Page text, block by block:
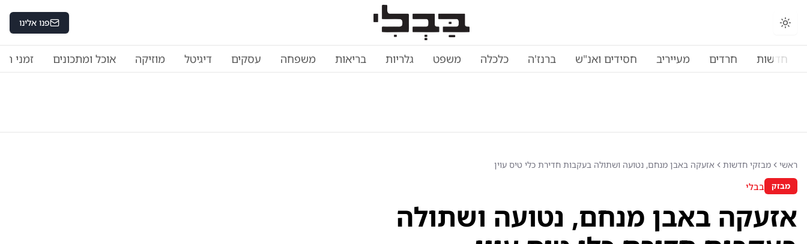
פנו אלינו
חדשות חרדים מעייריב חסידים ואנ"ש ברנז'ה כלכלה משפט גלריות בריאות משפחה עסקים דיגיטל מוזיקה אוכל ומתכונים זמני
ראשי מבזקי חדשות אזעקה באבן מנחם, נטועה ושתולה בעקבות חדירת כלי טיס עוין
מבזק בבלי
אזעקה באבן מנחם, נטועה ושתולה